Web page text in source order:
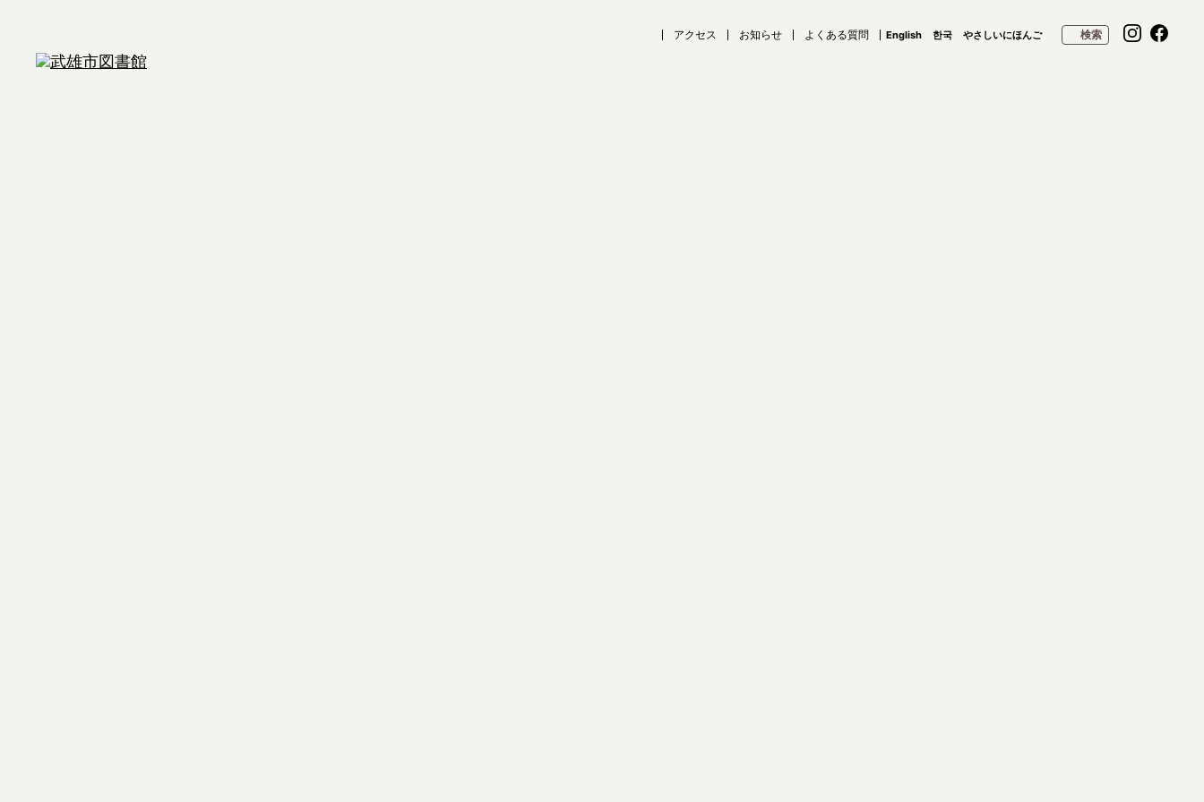
アクセス お知らせ よくある質問 English 한국 やさしいにほんご 検索